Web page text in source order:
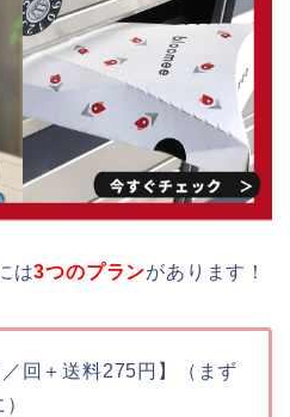
は3つのプランがあります！
回＋送料275円】（まず